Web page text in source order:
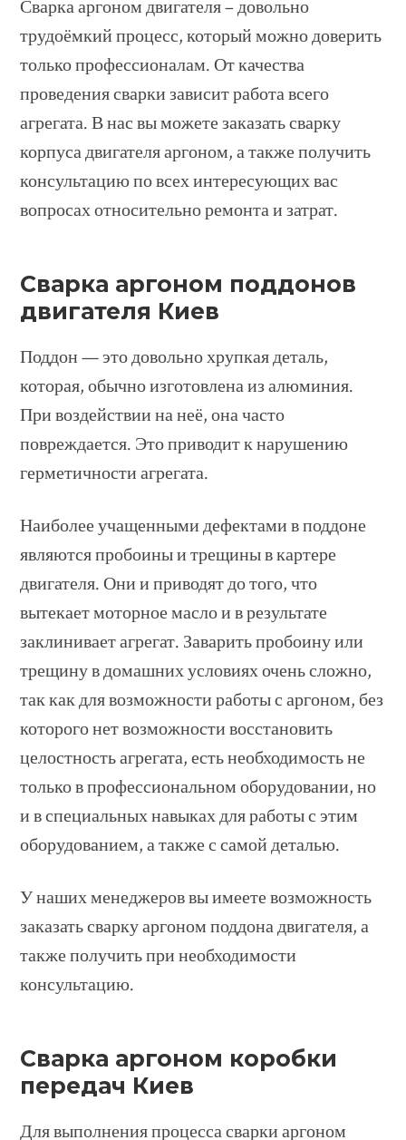
Сварка аргоном двигателя – довольно
трудоёмкий процесс, который можно доверить
только профессионалам. От качества
проведения сварки зависит работа всего
агрегата. В нас вы можете заказать сварку
корпуса двигателя аргоном, а также получить
консультацию по всех интересующих вас
вопросах относительно ремонта и затрат.
Сварка аргоном поддонов
двигателя Киев
Поддон — это довольно хрупкая деталь,
которая, обычно изготовлена из алюминия.
При воздействии на неё, она часто
повреждается. Это приводит к нарушению
герметичности агрегата.
Наиболее учащенными дефектами в поддоне
являются пробоины и трещины в картере
двигателя. Они и приводят до того, что
вытекает моторное масло и в результате
заклинивает агрегат. Заварить пробоину или
трещину в домашних условиях очень сложно,
так как для возможности работы с аргоном, без
которого нет возможности восстановить
целостность агрегата, есть необходимость не
только в профессиональном оборудовании, но
и в специальных навыках для работы с этим
оборудованием, а также с самой деталью.
У наших менеджеров вы имеете возможность
заказать сварку аргоном поддона двигателя, а
также получить при необходимости
консультацию.
Сварка аргоном коробки
передач Киев
Для выполнения процесса сварки аргоном